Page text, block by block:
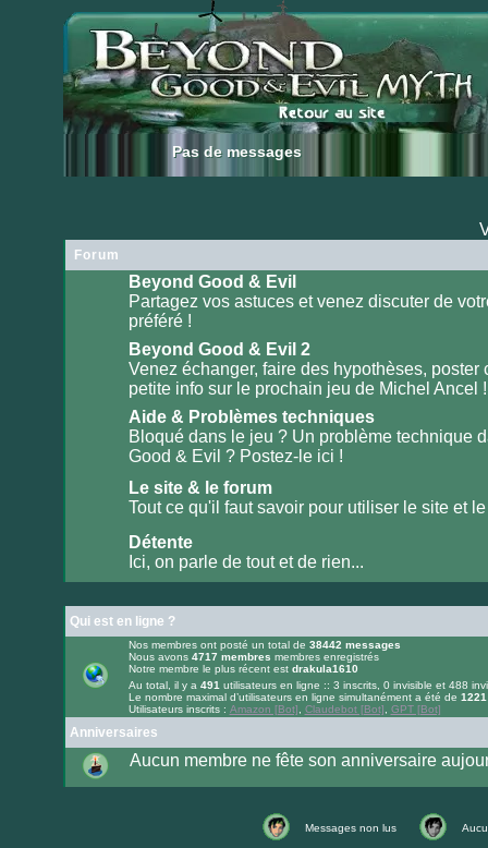
Pas de messages
Pas de messages
Forum
Aucun
message
non
Beyond Good & Evil
Partagez vos astuces et venez discuter de
préféré !
Aucun
message
non
lu
Beyond Good & Evil 2
Venez échanger, faire des hypothèses, poster
petite info sur le prochain jeu de Michel Ancel !
Aucun
non
Aide & Problèmes techniques
Bloqué dans le jeu ? Un problème technique
Good & Evil ? Postez-le ici !
non
Le site & le forum
Tout ce qu'il faut savoir pour utiliser le site et le
Aucun
message
lu
Détente
Ici, on parle de tout et de rien...
Qui est en ligne ?
Nos membres ont posté un total de 38442 messages
Nous avons 4717 membres membres enregistrés
Notre membre le plus récent est drakula1610
Au total, il y a 491 utilisateurs en ligne :: 3 inscrits, 0 invisible et 488
Le nombre maximal d’utilisateurs en ligne simultanément a été de 1221
Utilisateurs inscrits : Amazon [Bot] Claudebot [Bot] GPT [Bot]
Anniversaires
Aucun membre ne fête son anniversaire
Messages non lus